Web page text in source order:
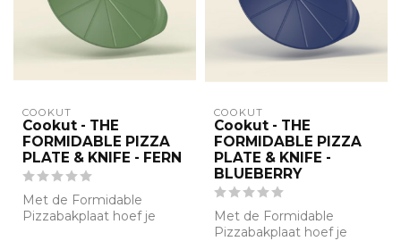
COOKUT
Cookut - THE
FORMIDABLE PIZZA
PLATE & KNIFE - FERN
Met de Formidable
Pizzabakplaat hoef je
COOKUT
Cookut - THE
FORMIDABLE PIZZA
PLATE & KNIFE -
BLUEBERRY
Met de Formidable
Pizzabakplaat hoef je